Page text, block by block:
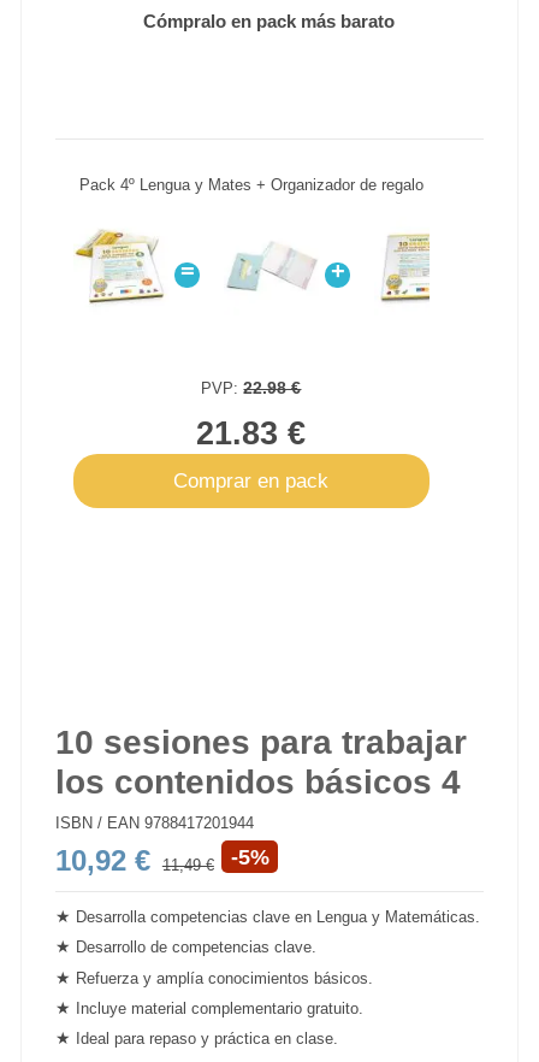
Cómpralo en pack más barato
Pack 4º Lengua y Mates + Organizador de regalo
= +
PVP:22.98 €
21.83 €
Comprar en pack
10 sesiones para trabajar
los contenidos básicos 4
ISBN / EAN 9788417201944
10,92 € 11,49 € -5%
★ Desarrollacompetencias clave en Lengua y Matemáticas.
★ Desarrollo de competencias clave.
★ Refuerza y amplía conocimientos básicos.
★ Incluye materialcomplementario gratuito.
★
Ideal para repaso y práctica en clase.